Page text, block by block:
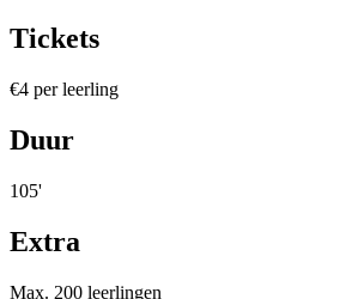
Tickets
€4 per leerling
Duur
105'
Extra
Max. 200 leerlingen